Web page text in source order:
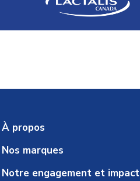
À propos
Nos marques
Notre engagement et impact